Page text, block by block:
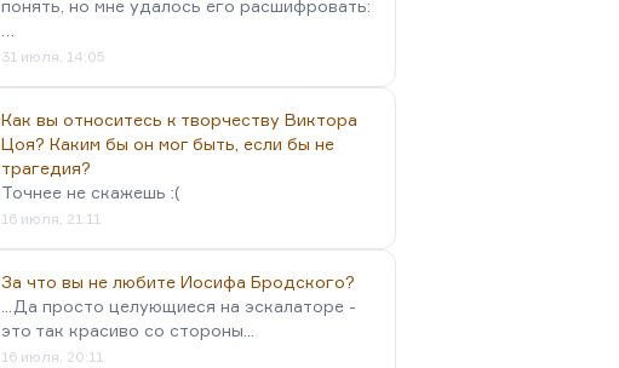
понять, но мне удалось его расшифровать:
31 июля, 14:05
Как вы относитесь к творчеству Виктора
Цоя? Каким бы он мог быть, если бы не
трагедия?
Точнее не скажешь :(
16 июля, 21:11
За что вы не любите Иосифа Бродского?
...Да просто целующиеся на эскалаторе -
это так красиво со стороны...
16 июля, 20:11